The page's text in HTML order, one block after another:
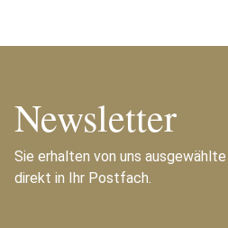
Newsletter
Sie erhalten von uns
direkt in Ihr Postfach.